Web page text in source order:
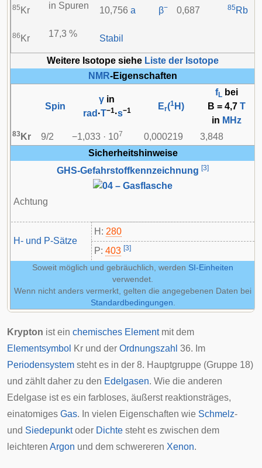
85 Kr in Spuren 10,756 a β− 0,687 85 Rb
86 Kr 17,3 % Stabil
Weitere Isotope siehe Liste der Isotope
NMR-Eigenschaften
Spin
γ in
rad ·T−1·s−1 Er(1H)
fL bei
B = 4,7 T
in MHz
83 Kr 9/2 −1,033 · 107 0,000219
3,848
Sicherheitshinweise
GHS-Gefahrstoffkennzeichnung [3]
Achtung
H- und P-Sätze
H: 280
P: 403 [3]
Soweit möglich und gebräuchlich, werden SI-Einheiten
verwendet.
Wenn nicht anders vermerkt, gelten die angegebenen Daten bei
Standardbedingungen
Krypton ist ein chemisches Elementmit dem
Elementsymbol Kr und der Ordnungszahl 36. Im
Periodensystem steht es in der 8. Hauptgruppe (Gruppe 18)
und zählt daher zu den Edelgasen. Wie die anderen
Edelgase ist es ein farbloses, äußerst reaktionsträges,
einatomiges Gas. In vielen Eigenschaften wie Schmelz-
und Siedepunktoder Dichte steht es zwischen dem
leichteren Argon und dem schwereren Xenon.